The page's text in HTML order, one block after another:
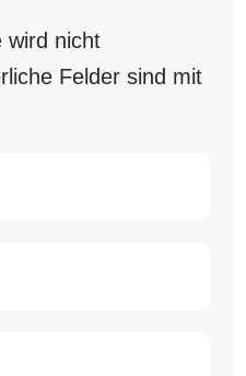
wird nicht
Felder sind mit